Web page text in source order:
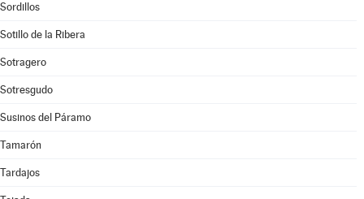
Sordillos
Sotillo de la Ribera
Sotragero
Sotresgudo
Susinos del Páramo
Tamarón
Tardajos